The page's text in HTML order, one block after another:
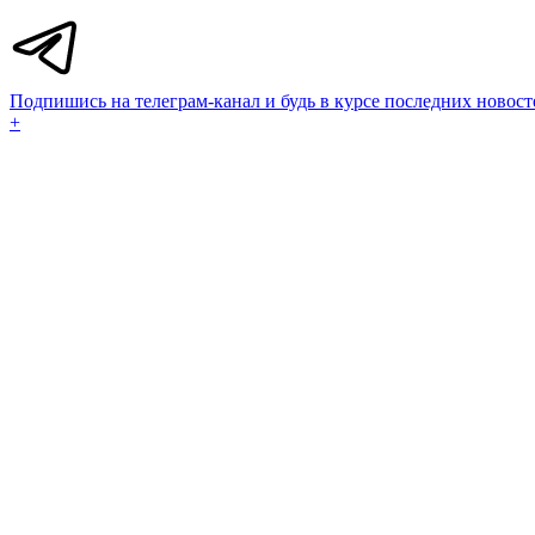
Подпишись на телеграм-канал и будь в курсе последних
+